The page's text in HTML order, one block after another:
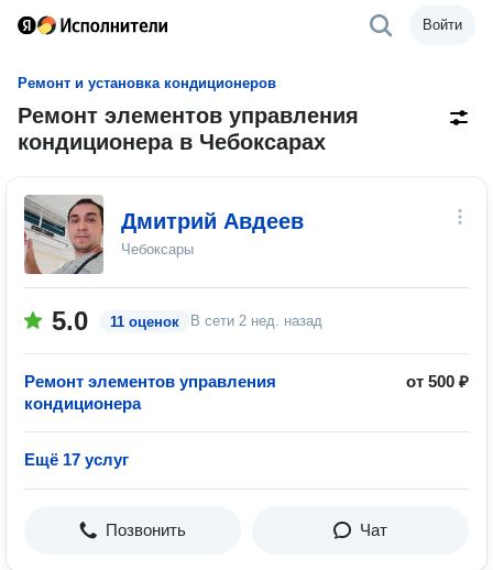
Войти
Ремонт и установка кондиционеров
Ремонт элементов управления
кондиционера в Чебоксарах
Дмитрий Авдеев
Чебоксары
5.0 11 оценок В сети 2 нед. назад
Ремонт элементов управления
кондиционера
от 500 ₽
Ещё 17 услуг
Позвонить Чат